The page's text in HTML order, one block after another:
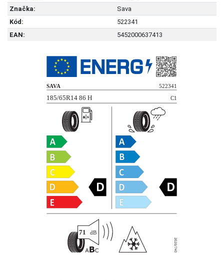
Značka:
Sava
Kód:
522341
EAN:
5452000637413